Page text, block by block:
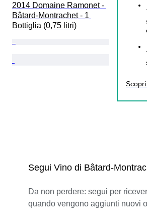
2014 Domaine Ramonet -
Bâtard-Montrachet - 1
Bottiglia (0,75 litri)
Segui Vino di Bâtard-
Da non perdere: segui per
quando vengono aggiunti nuovi